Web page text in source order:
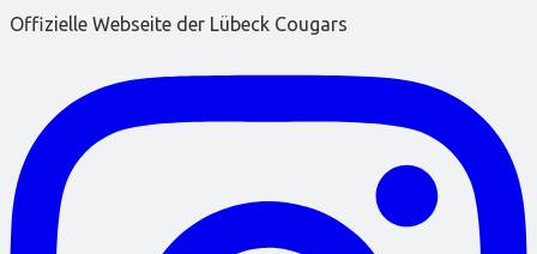
Offizielle Webseite der Lübeck Cougars